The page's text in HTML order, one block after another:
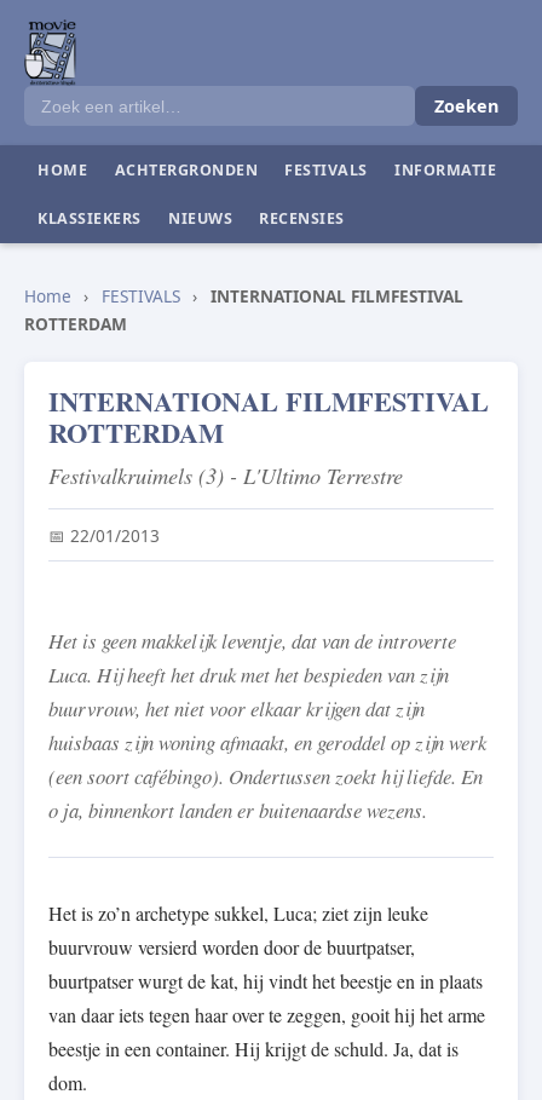
Zoeken
HOME ACHTERGRONDEN FESTIVALS INFORMATIE
KLASSIEKERS NIEUWS RECENSIES
Home › FESTIVALS › INTERNATIONAL FILMFESTIVAL
ROTTERDAM
INTERNATIONAL FILMFESTIVAL
ROTTERDAM
Festivalkruimels (3) - L'Ultimo Terrestre
📅 22/01/2013
Het is geen makkelijk leventje, dat van de introverte
Luca. Hij heeft het druk met het bespieden van zijn
buurvrouw, het niet voor elkaar krijgen dat zijn
huisbaas zijn woning afmaakt, en geroddel op zijn werk
(een soort cafébingo). Ondertussen zoekt hij liefde. En
o ja, binnenkort landen er buitenaardse wezens.
Het is zo’n archetype sukkel, Luca; ziet zijn leuke
buurvrouw versierd worden door de buurtpatser,
buurtpatser wurgt de kat, hij vindt het beestje en in plaats
van daar iets tegen haar over te zeggen, gooit hij het arme
beestje in een container. Hij krijgt de schuld. Ja, dat is
dom.